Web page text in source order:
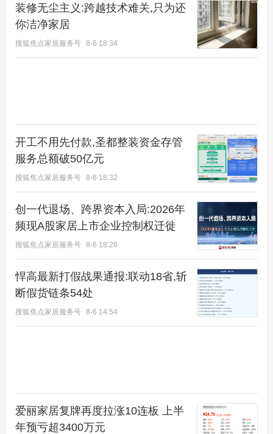
装修无尘主义:跨越技术难关,只为还
你洁净家居
搜狐焦点家居服务号 8-6 18:34
开工不用先付款,圣都整装资金存管
服务总额破50亿元
搜狐焦点家居服务号 8-6 18:32
创一代退场、跨界资本入局:2026年
频现A股家居上市企业控制权迁徙
搜狐焦点家居服务号 8-6 18:26
悍高最新打假战果通报:联动18省,斩
断假货链条54处
搜狐焦点家居服务号 8-6 14:54
爱丽家居复牌再度拉涨10连板 上半
年预亏超3400万元